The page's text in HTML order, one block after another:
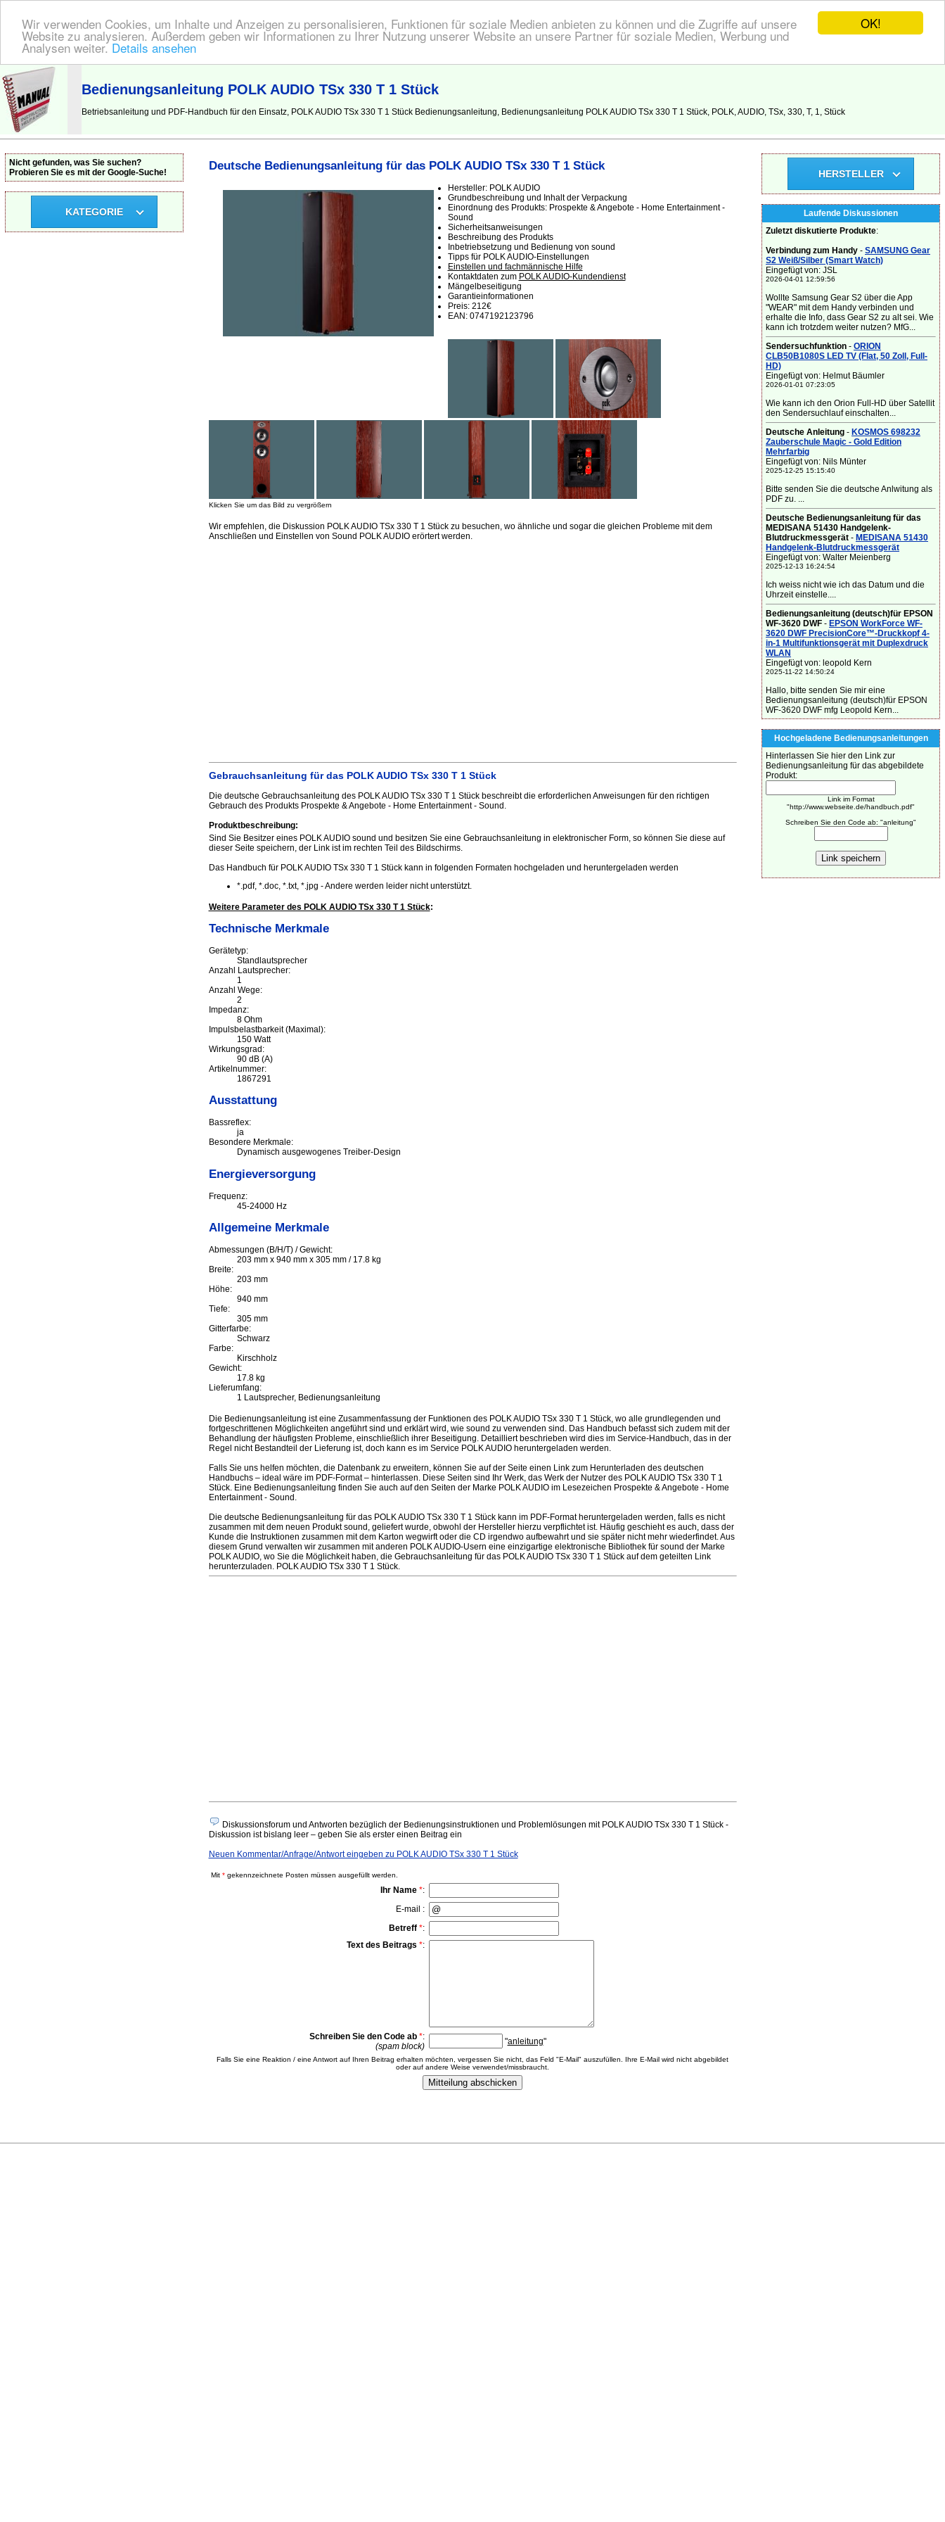
OK!
Wir verwenden Cookies, um Inhalte und Anzeigen zu personalisieren, Funktionen für soziale Medien anbieten zu können und die Zugriffe auf unsere
Website zu analysieren. Außerdem geben wir Informationen zu Ihrer Nutzung unserer Website an unsere Partner für soziale Medien, Werbung und
Analysen weiter. Details ansehen
BEDIENUNGSANLEITUNG | Hier finden Sie die deutsche Anleitung!
Bedienungsanleitung POLK AUDIO TSx 330 T 1 Stück
Betriebsanleitung und PDF-Handbuch für den Einsatz, POLK AUDIO TSx 330 T 1 Stück Bedienungsanleitung, Bedienungsanleitung POLK AUDIO TSx 330 T 1 Stück, POLK, AUDIO, TSx, 330, T, 1, Stück
Deutsche Bedienungsanleitung für das POLK AUDIO TSx 330 T 1 Stück
Hersteller: POLK AUDIO
Grundbeschreibung und Inhalt der Verpackung
Einordnung des Produkts: Prospekte & Angebote - Home Entertainment -
Sound
Sicherheitsanweisungen
Beschreibung des Produkts
Inbetriebsetzung und Bedienung von sound
Tipps für POLK AUDIO-Einstellungen
Einstellen und fachmännische Hilfe
Kontaktdaten zum POLK AUDIO-Kundendienst
Mängelbeseitigung
Garantieinformationen
Preis: 212€
EAN: 0747192123796
Klicken Sie um das Bild zu vergrößern
Wir empfehlen, die Diskussion POLK AUDIO TSx 330 T 1 Stück zu besuchen, wo ähnliche und sogar die gleichen Probleme mit dem
Anschließen und Einstellen von Sound POLK AUDIO erörtert werden.
Gebrauchsanleitung für das POLK AUDIO TSx 330 T 1 Stück
Die deutsche Gebrauchsanleitung des POLK AUDIO TSx 330 T 1 Stück beschreibt die erforderlichen Anweisungen für den richtigen
Gebrauch des Produkts Prospekte & Angebote - Home Entertainment - Sound.
Produktbeschreibung:
Sind Sie Besitzer eines POLK AUDIO sound und besitzen Sie eine Gebrauchsanleitung in elektronischer Form, so können Sie diese auf
dieser Seite speichern, der Link ist im rechten Teil des Bildschirms.
Das Handbuch für POLK AUDIO TSx 330 T 1 Stück kann in folgenden Formaten hochgeladen und heruntergeladen werden
*.pdf, *.doc, *.txt, *.jpg - Andere werden leider nicht unterstützt.
Weitere Parameter des POLK AUDIO TSx 330 T 1 Stück:
Technische Merkmale
Gerätetyp:
Standlautsprecher
Anzahl Lautsprecher:
1
Anzahl Wege:
2
Impedanz:
8 Ohm
Impulsbelastbarkeit (Maximal):
150 Watt
Wirkungsgrad:
90 dB (A)
Artikelnummer:
1867291
Ausstattung
Bassreflex:
ja
Besondere Merkmale:
Dynamisch ausgewogenes Treiber-Design
Energieversorgung
Frequenz:
45-24000 Hz
Allgemeine Merkmale
Abmessungen (B/H/T) / Gewicht:
203 mm x 940 mm x 305 mm / 17.8 kg
Breite:
203 mm
Höhe:
940 mm
Tiefe:
305 mm
Gitterfarbe:
Schwarz
Farbe:
Kirschholz
Gewicht:
17.8 kg
Lieferumfang:
1 Lautsprecher, Bedienungsanleitung
Die Bedienungsanleitung ist eine Zusammenfassung der Funktionen des POLK AUDIO TSx 330 T 1 Stück, wo alle grundlegenden und
fortgeschrittenen Möglichkeiten angeführt sind und erklärt wird, wie sound zu verwenden sind. Das Handbuch befasst sich zudem mit der
Behandlung der häufigsten Probleme, einschließlich ihrer Beseitigung. Detailliert beschrieben wird dies im Service-Handbuch, das in der
Regel nicht Bestandteil der Lieferung ist, doch kann es im Service POLK AUDIO heruntergeladen werden.
Falls Sie uns helfen möchten, die Datenbank zu erweitern, können Sie auf der Seite einen Link zum Herunterladen des deutschen
Handbuchs – ideal wäre im PDF-Format – hinterlassen. Diese Seiten sind Ihr Werk, das Werk der Nutzer des POLK AUDIO TSx 330 T 1
Stück. Eine Bedienungsanleitung finden Sie auch auf den Seiten der Marke POLK AUDIO im Lesezeichen Prospekte & Angebote - Home
Entertainment - Sound.
Die deutsche Bedienungsanleitung für das POLK AUDIO TSx 330 T 1 Stück kann im PDF-Format heruntergeladen werden, falls es nicht
zusammen mit dem neuen Produkt sound, geliefert wurde, obwohl der Hersteller hierzu verpflichtet ist. Häufig geschieht es auch, dass der
Kunde die Instruktionen zusammen mit dem Karton wegwirft oder die CD irgendwo aufbewahrt und sie später nicht mehr wiederfindet. Aus
diesem Grund verwalten wir zusammen mit anderen POLK AUDIO-Usern eine einzigartige elektronische Bibliothek für sound der Marke
POLK AUDIO, wo Sie die Möglichkeit haben, die Gebrauchsanleitung für das POLK AUDIO TSx 330 T 1 Stück auf dem geteilten Link
herunterzuladen. POLK AUDIO TSx 330 T 1 Stück.
Diskussionsforum und Antworten bezüglich der Bedienungsinstruktionen und Problemlösungen mit POLK AUDIO TSx 330 T 1 Stück -
Diskussion ist bislang leer – geben Sie als erster einen Beitrag ein
Neuen Kommentar/Anfrage/Antwort eingeben zu POLK AUDIO TSx 330 T 1 Stück
Mit *gekennzeichnete Posten müssen ausgefüllt werden.
Ihr Name *:
E-mail :
Betreff *:
Text des Beitrags *:
Schreiben Sie den Code ab *:
(spam block)
"anleitung"
Falls Sie eine Reaktion / eine Antwort auf Ihren Beitrag erhalten möchten, vergessen Sie nicht, das Feld "E-Mail" auszufüllen. Ihre E-Mail wird nicht abgebildet
oder auf andere Weise verwendet/missbraucht.
Nicht gefunden, was Sie suchen?
Probieren Sie es mit der Google-Suche!
KATEGORIE
HERSTELLER
Laufende Diskussionen
Zuletzt diskutierte Produkte:
Verbindung zum Handy - SAMSUNG Gear
S2 Weiß/Silber (Smart Watch)
Eingefügt von: JSL
2026-04-01 12:59:56
Wollte Samsung Gear S2 über die App
"WEAR" mit dem Handy verbinden und
erhalte die Info, dass Gear S2 zu alt sei. Wie
kann ich trotzdem weiter nutzen? MfG...
Sendersuchfunktion - ORION
CLB50B1080S LED TV (Flat, 50 Zoll, Full-
HD)
Eingefügt von: Helmut Bäumler
2026-01-01 07:23:05
Wie kann ich den Orion Full-HD über Satellit
den Sendersuchlauf einschalten...
Deutsche Anleitung - KOSMOS 698232
Zauberschule Magic - Gold Edition
Mehrfarbig
Eingefügt von: Nils Münter
2025-12-25 15:15:40
Bitte senden Sie die deutsche Anlwitung als
PDF zu. ...
Deutsche Bedienungsanleitung für das
MEDISANA 51430 Handgelenk-
Blutdruckmessgerät - MEDISANA 51430
Handgelenk-Blutdruckmessgerät
Eingefügt von: Walter Meienberg
2025-12-13 16:24:54
Ich weiss nicht wie ich das Datum und die
Uhrzeit einstelle....
Bedienungsanleitung (deutsch)für EPSON
WF-3620 DWF - EPSON WorkForce WF-
3620 DWF PrecisionCore™-Druckkopf 4-
in-1 Multifunktionsgerät mit Duplexdruck
WLAN
Eingefügt von: leopold Kern
2025-11-22 14:50:24
Hallo, bitte senden Sie mir eine
Bedienungsanleitung (deutsch)für EPSON
WF-3620 DWF mfg Leopold Kern...
Hochgeladene Bedienungsanleitungen
Hinterlassen Sie hier den Link zur
Bedienungsanleitung für das abgebildete
Produkt:
Link im Format
"http://www.webseite.de/handbuch.pdf"
Schreiben Sie den Code ab: "anleitung"